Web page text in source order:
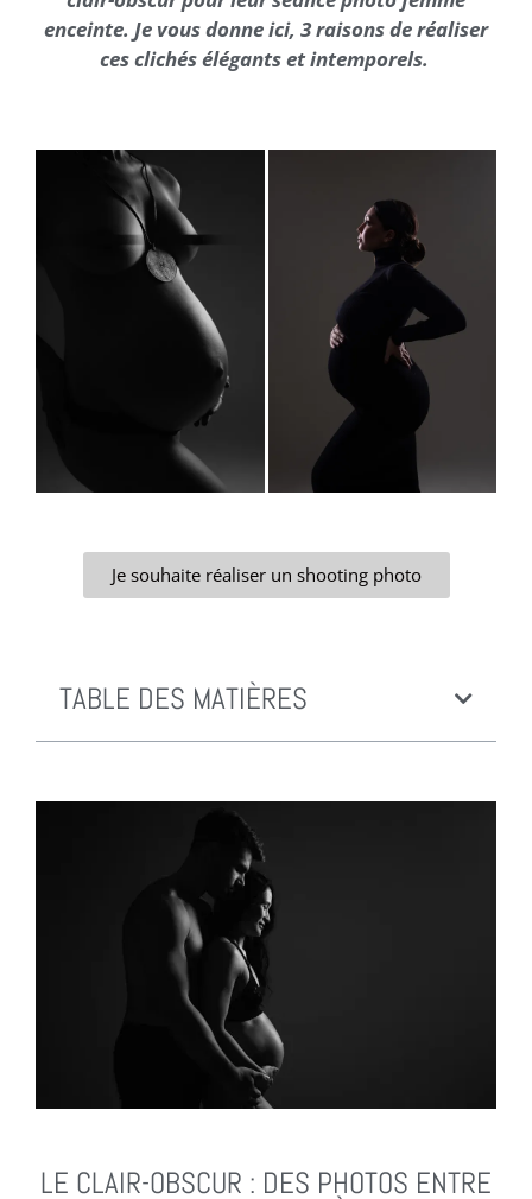
enceinte. Je vous donne ici, 3 raisons de réaliser
ces clichés élégants et intemporels.
Je souhaite réaliser un shooting photo
TABLE DES MATIÈRES
LE CLAIR-OBSCUR : DES PHOTOS ENTRE